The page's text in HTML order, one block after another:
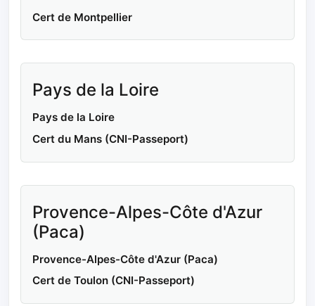
Cert de Montpellier
Pays de la Loire
Pays de la Loire
Cert du Mans (CNI-Passeport)
Provence-Alpes-Côte d'Azur
(Paca)
Provence-Alpes-Côte d'Azur (Paca)
Cert de Toulon (CNI-Passeport)